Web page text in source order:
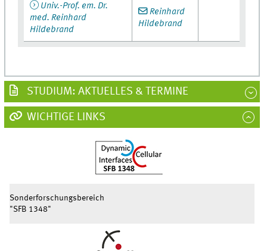
Univ.-Prof. em. Dr.
med. Reinhard
Hildebrand
Reinhard
Hildebrand
STUDIUM: AKTUELLES & TERMINE
WICHTIGE LINKS
Sonderforschungsbereich
"SFB 1348"